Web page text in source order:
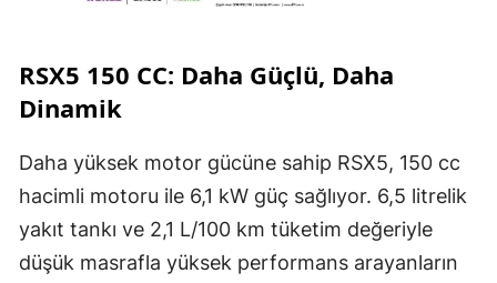
RSX5 150 CC: Daha Güçlü, Daha
Dinamik
Daha yüksek motor gücüne sahip RSX5, 150 cc
hacimli motoru ile 6,1 kW güç sağlıyor. 6,5 litrelik
yakıt tankı ve 2,1 L/100 km tüketim değeriyle
düşük masrafla yüksek performans arayanların